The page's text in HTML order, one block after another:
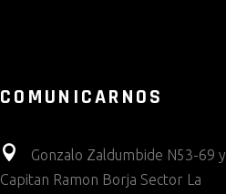
COMUNICARNOS
Gonzalo Zaldumbide N53-69 y
Capitan Ramon Borja Sector La